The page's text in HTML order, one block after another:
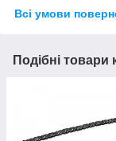
Всі умови
Подібні товари